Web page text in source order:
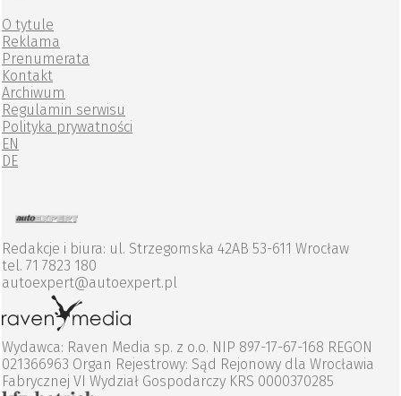
O tytule
Reklama
Prenumerata
Kontakt
Archiwum
Regulamin serwisu
Polityka prywatności
EN
DE
Redakcje i biura: ul. Strzegomska 42AB 53-611 Wrocław
tel. 71 7823 180
autoexpert@autoexpert.pl
Wydawca: Raven Media sp. z o.o. NIP 897-17-67-168 REGON
021366963 Organ Rejestrowy: Sąd Rejonowy dla Wrocławia
Fabrycznej VI Wydział Gospodarczy KRS 0000370285